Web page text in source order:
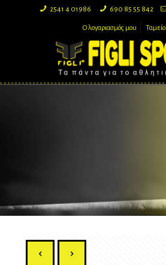
2541 4 01986 690 85 55 842
Ο λογαριασμός μου Ταμείο